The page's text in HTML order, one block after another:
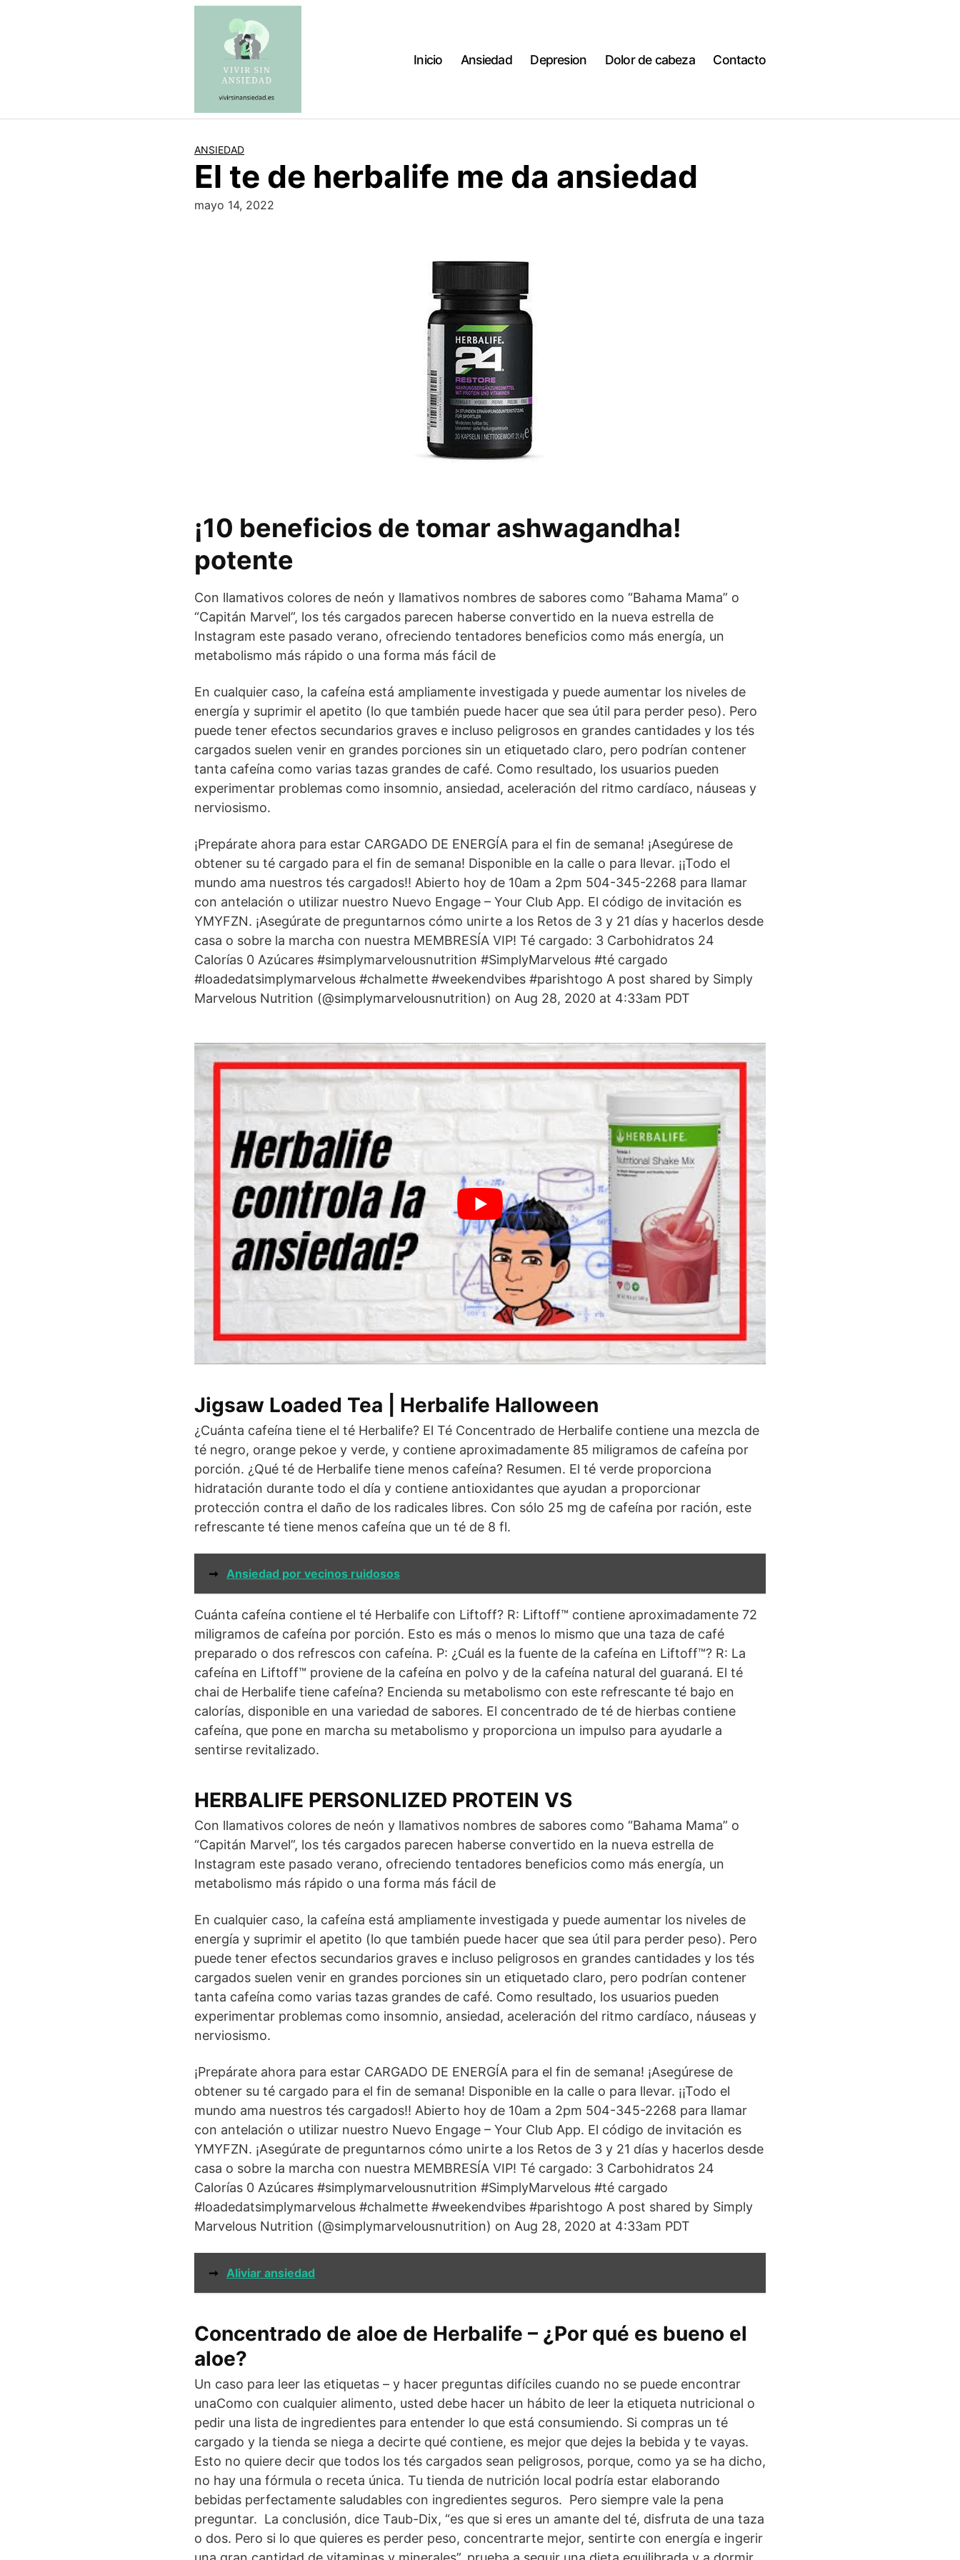
Inicio Ansiedad Depresion Dolor de cabeza Contacto
ANSIEDAD
El te de herbalife me da ansiedad
mayo 14, 2022
¡10 beneficios de tomar ashwagandha!
potente
Con llamativos colores de neón y llamativos nombres de sabores como “Bahama Mama” o
“Capitán Marvel”, los tés cargados parecen haberse convertido en la nueva estrella de
Instagram este pasado verano, ofreciendo tentadores beneficios como más energía, un
metabolismo más rápido o una forma más fácil de
En cualquier caso, la cafeína está ampliamente investigada y puede aumentar los niveles de
energía y suprimir el apetito (lo que también puede hacer que sea útil para perder peso). Pero
puede tener efectos secundarios graves e incluso peligrosos en grandes cantidades y los tés
cargados suelen venir en grandes porciones sin un etiquetado claro, pero podrían contener
tanta cafeína como varias tazas grandes de café. Como resultado, los usuarios pueden
experimentar problemas como insomnio, ansiedad, aceleración del ritmo cardíaco, náuseas y
nerviosismo.
¡Prepárate ahora para estar CARGADO DE ENERGÍA para el fin de semana! ¡Asegúrese de
obtener su té cargado para el fin de semana! Disponible en la calle o para llevar. ¡¡Todo el
mundo ama nuestros tés cargados!! Abierto hoy de 10am a 2pm 504-345-2268 para llamar
con antelación o utilizar nuestro Nuevo Engage – Your Club App. El código de invitación es
YMYFZN. ¡Asegúrate de preguntarnos cómo unirte a los Retos de 3 y 21 días y hacerlos desde
casa o sobre la marcha con nuestra MEMBRESÍA VIP! Té cargado: 3 Carbohidratos 24
Calorías 0 Azúcares #simplymarvelousnutrition #SimplyMarvelous #té cargado
#loadedatsimplymarvelous #chalmette #weekendvibes #parishtogo A post shared by Simply
Marvelous Nutrition (@simplymarvelousnutrition) on Aug 28, 2020 at 4:33am PDT
Jigsaw Loaded Tea | Herbalife Halloween
¿Cuánta cafeína tiene el té Herbalife? El Té Concentrado de Herbalife contiene una mezcla de
té negro, orange pekoe y verde, y contiene aproximadamente 85 miligramos de cafeína por
porción. ¿Qué té de Herbalife tiene menos cafeína? Resumen. El té verde proporciona
hidratación durante todo el día y contiene antioxidantes que ayudan a proporcionar
protección contra el daño de los radicales libres. Con sólo 25 mg de cafeína por ración, este
refrescante té tiene menos cafeína que un té de 8 fl.
➞ Ansiedad por vecinos ruidosos
Cuánta cafeína contiene el té Herbalife con Liftoff? R: Liftoff™ contiene aproximadamente 72
miligramos de cafeína por porción. Esto es más o menos lo mismo que una taza de café
preparado o dos refrescos con cafeína. P: ¿Cuál es la fuente de la cafeína en Liftoff™? R: La
cafeína en Liftoff™ proviene de la cafeína en polvo y de la cafeína natural del guaraná. El té
chai de Herbalife tiene cafeína? Encienda su metabolismo con este refrescante té bajo en
calorías, disponible en una variedad de sabores. El concentrado de té de hierbas contiene
cafeína, que pone en marcha su metabolismo y proporciona un impulso para ayudarle a
sentirse revitalizado.
HERBALIFE PERSONLIZED PROTEIN VS
Con llamativos colores de neón y llamativos nombres de sabores como “Bahama Mama” o
“Capitán Marvel”, los tés cargados parecen haberse convertido en la nueva estrella de
Instagram este pasado verano, ofreciendo tentadores beneficios como más energía, un
metabolismo más rápido o una forma más fácil de
En cualquier caso, la cafeína está ampliamente investigada y puede aumentar los niveles de
energía y suprimir el apetito (lo que también puede hacer que sea útil para perder peso). Pero
puede tener efectos secundarios graves e incluso peligrosos en grandes cantidades y los tés
cargados suelen venir en grandes porciones sin un etiquetado claro, pero podrían contener
tanta cafeína como varias tazas grandes de café. Como resultado, los usuarios pueden
experimentar problemas como insomnio, ansiedad, aceleración del ritmo cardíaco, náuseas y
nerviosismo.
¡Prepárate ahora para estar CARGADO DE ENERGÍA para el fin de semana! ¡Asegúrese de
obtener su té cargado para el fin de semana! Disponible en la calle o para llevar. ¡¡Todo el
mundo ama nuestros tés cargados!! Abierto hoy de 10am a 2pm 504-345-2268 para llamar
con antelación o utilizar nuestro Nuevo Engage – Your Club App. El código de invitación es
YMYFZN. ¡Asegúrate de preguntarnos cómo unirte a los Retos de 3 y 21 días y hacerlos desde
casa o sobre la marcha con nuestra MEMBRESÍA VIP! Té cargado: 3 Carbohidratos 24
Calorías 0 Azúcares #simplymarvelousnutrition #SimplyMarvelous #té cargado
#loadedatsimplymarvelous #chalmette #weekendvibes #parishtogo A post shared by Simply
Marvelous Nutrition (@simplymarvelousnutrition) on Aug 28, 2020 at 4:33am PDT
➞ Aliviar ansiedad
Concentrado de aloe de Herbalife – ¿Por qué es bueno el
aloe?
Un caso para leer las etiquetas – y hacer preguntas difíciles cuando no se puede encontrar
unaComo con cualquier alimento, usted debe hacer un hábito de leer la etiqueta nutricional o
pedir una lista de ingredientes para entender lo que está consumiendo. Si compras un té
cargado y la tienda se niega a decirte qué contiene, es mejor que dejes la bebida y te vayas.
Esto no quiere decir que todos los tés cargados sean peligrosos, porque, como ya se ha dicho,
no hay una fórmula o receta única. Tu tienda de nutrición local podría estar elaborando
bebidas perfectamente saludables con ingredientes seguros. Pero siempre vale la pena
preguntar. La conclusión, dice Taub-Dix, “es que si eres un amante del té, disfruta de una taza
o dos. Pero si lo que quieres es perder peso, concentrarte mejor, sentirte con energía e ingerir